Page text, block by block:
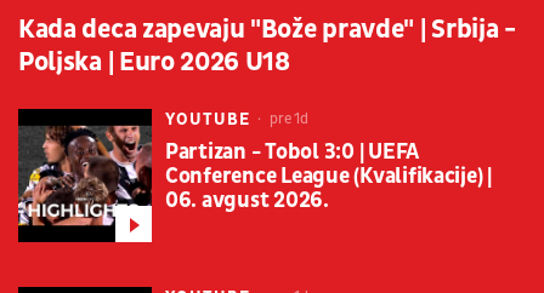
Kada deca zapevaju "Bože pravde" | Srbija -
Poljska | Euro 2026 U18
YOUTUBE pre 1d
Partizan - Tobol 3:0 | UEFA
Conference League (Kvalifikacije) |
06. avgust 2026.